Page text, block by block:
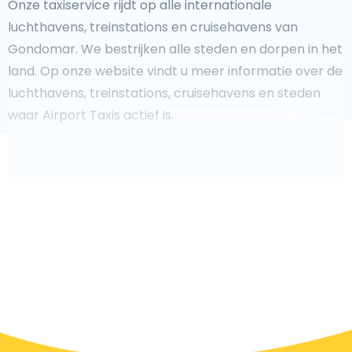
Onze taxiservice rijdt op alle internationale
luchthavens, treinstations en cruisehavens van
Gondomar. We bestrijken alle steden en dorpen in het
land. Op onze website vindt u meer informatie over de
luchthavens, treinstations, cruisehavens en steden
waar Airport Taxis actief is.
uw chauffeur laten zien dat hij/zij uw rit zo aangenaam